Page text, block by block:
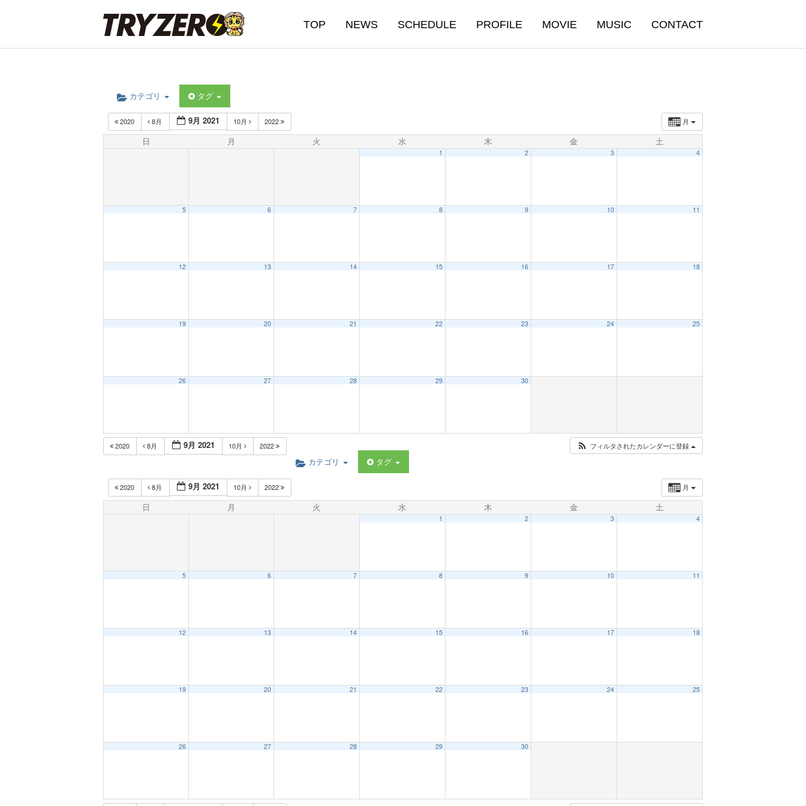
TOP NEWS SCHEDULE PROFILE MOVIE MUSIC CONTACT
カテゴリ タグ
月
2020 8月 9月 2021 10月 2022
日 月 火 水 木 金 土
1 2 3 4
5 6 7 8 9 10 11
12 13 14 15 16 17 18
19 20 21 22 23 24 25
26 27 28 29 30
2020 8月 9月 2021 10月 2022 フィルタされたカレンダーに登録
カテゴリ タグ
月
2020 8月 9月 2021 10月 2022
日 月 火 水 木 金 土
1 2 3 4
5 6 7 8 9 10 11
12 13 14 15 16 17 18
19 20 21 22 23 24 25
26 27 28 29 30